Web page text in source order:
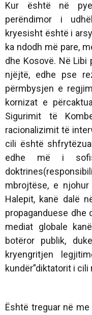
Kur është në
perëndimor i
kryesisht është i
ka ndodh më pare,
dhe Kosovë. Në
njëjtë, edhe pse
përmbysjen e
kornizat e
Sigurimit të
racionalizimit të
cili është
edhe më i
mbrojtëse, e
Halepit, kanë dalë
propaganduese dhe
mediat globale
botëror publik,
kryengritjen
kundër”diktatorit i
Është treguar në